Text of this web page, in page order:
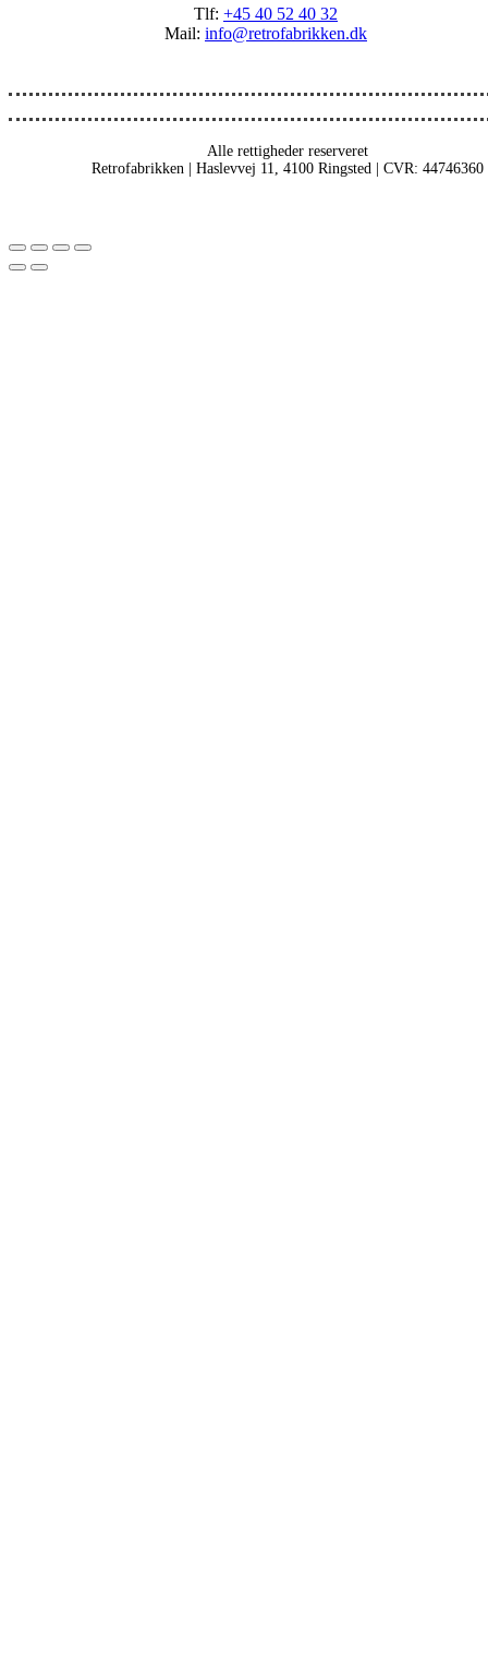
Tlf: +45 40 52 40 32
Mail: info@retrofabrikken.dk
Alle rettigheder reserveret
Retrofabrikken | Haslevvej 11, 4100 Ringsted | CVR: 44746360